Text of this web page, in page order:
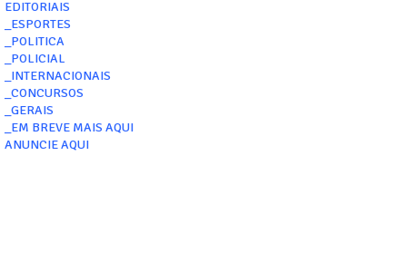
EDITORIAIS
_ESPORTES
_POLITICA
_POLICIAL
_INTERNACIONAIS
_CONCURSOS
_GERAIS
_EM BREVE MAIS AQUI
ANUNCIE AQUI